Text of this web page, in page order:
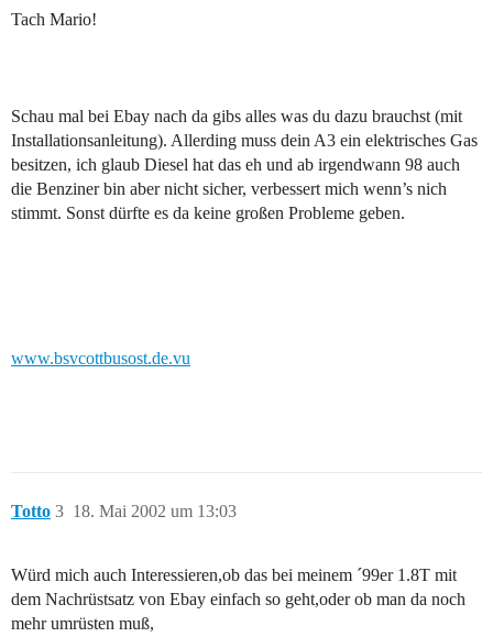
Tach Mario!
Schau mal bei Ebay nach da gibs alles was du dazu brauchst (mit
Installationsanleitung). Allerding muss dein A3 ein elektrisches Gas
besitzen, ich glaub Diesel hat das eh und ab irgendwann 98 auch
die Benziner bin aber nicht sicher, verbessert mich wenn’s nich
stimmt. Sonst dürfte es da keine großen Probleme geben.
www.bsvcottbusost.de.vu
Totto 18. Mai 2002 um 13:03
3
Würd mich auch Interessieren,ob das bei meinem ´99er 1.8T mit
dem Nachrüstsatz von Ebay einfach so geht,oder ob man da noch
mehr umrüsten muß,